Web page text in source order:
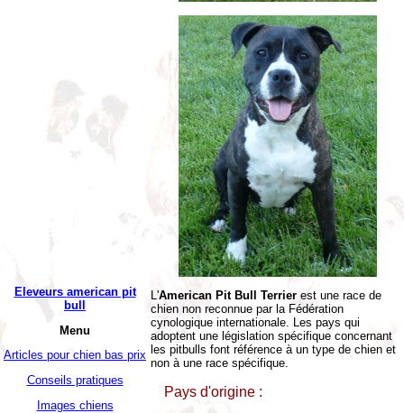
Eleveurs american pit
bull
Menu
Articles pour chien bas prix
Conseils pratiques
Images chiens
L'American Pit Bull Terrier est une race de
chien non reconnue par la Fédération
cynologique internationale. Les pays qui
adoptent une législation spécifique concernant
les pitbulls font référence à un type de chien et
non à une race spécifique.
Pays d'origine :